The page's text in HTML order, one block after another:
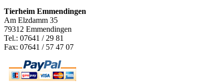
Tierheim Emmendingen
Am Elzdamm 35
79312 Emmendingen
Tel.: 07641 / 29 81
Fax: 07641 / 57 47 07